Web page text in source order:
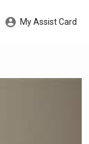
My Assist Card